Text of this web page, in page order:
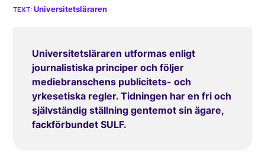
Universitetsläraren
Universitetsläraren utformas enligt
journalistiska principer och följer
mediebranschens publicitets- och
yrkesetiska regler. Tidningen har en fri och
självständig ställning gentemot sin ägare,
fackförbundet SULF.